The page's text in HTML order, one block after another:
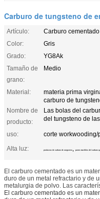
Carburo de tungsteno de
Artículo:
Carburo cementado
Color:
Gris
Grado:
YG8Ak
Tamaño de
grano:
Medio
Material:
materia prima
carburo de
Nombre de
producto:
Las bolas del
del tungsteno de
uso:
corte
Alta luz:
productos de carburo de tungsteno , partes movibles del carburo
El carburo cementado es un
duro de un metal refractario y de
metalurgia de polvo. Las
El carburo cementado es un